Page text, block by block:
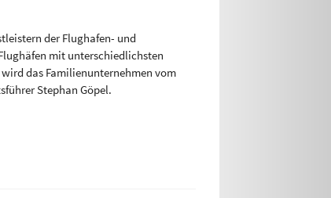
der Flughafen- und
mit unterschiedlichsten
das Familienunternehmen vom
Stephan Göpel.